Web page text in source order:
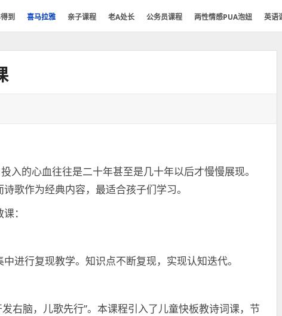
到 喜马拉雅 亲子课程 老A处长 公务员课程 两性情感PUA泡妞 英语
入的心血往往是二十年甚至是几十年以后才慢慢展现。
歌作为经典内容，最适合孩子们学习。
课：
进行复现教学。知识点不断复现，实现认知迭代。
右脑，儿歌先行”。本课程引入了儿童快板教诗词课，节